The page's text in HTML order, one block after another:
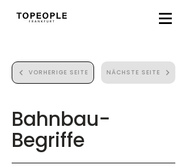
VORHERIGE SEITE NÄCHSTE SEITE
Bahnbau-
Begriffe